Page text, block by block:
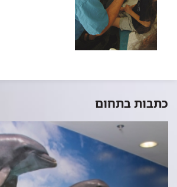
כתבות בתחום